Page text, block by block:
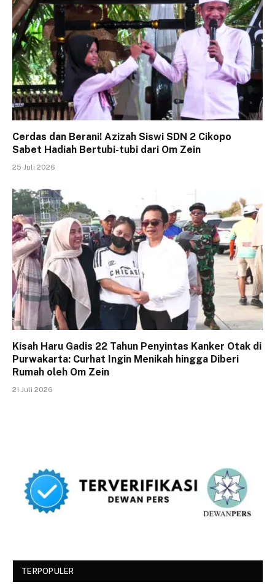
Cerdas dan Berani! Azizah Siswi SDN 2 Cikopo
Sabet Hadiah Bertubi-tubi dari Om Zein
25 Juli 2026
Kisah Haru Gadis 22 Tahun Penyintas Kanker Otak di
Purwakarta: Curhat Ingin Menikah hingga Diberi
Rumah oleh Om Zein
21 Juli 2026
TERPOPULER